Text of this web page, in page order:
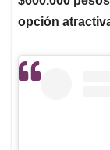
opción